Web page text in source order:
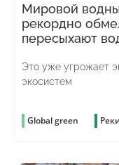
Мировой
рекордно
пересыхают
Это уже угрожает
экосистем
Global green